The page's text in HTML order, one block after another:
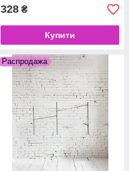
328 ₴
Купити
Распродажа